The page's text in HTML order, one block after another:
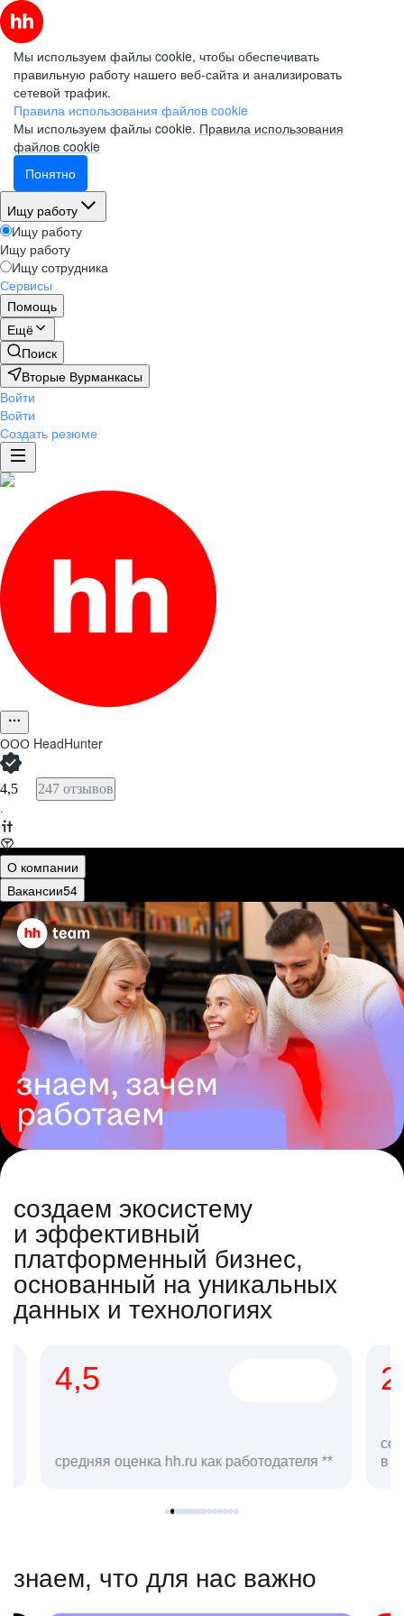
Мы используем файлы cookie, чтобы обеспечивать
правильную работу нашего веб-сайта и анализировать
сетевой трафик.
Правила использования файлов cookie
Мы используем файлы cookie. Правила использования
файлов cookie
Понятно
Ищу работу
Ищу работу
Ищу работу
Ищу сотрудника
Сервисы
Помощь
Ещё
Поиск
Вторые Вурманкасы
Войти
Войти
Создать резюме
ООО HeadHunter
4,5 247 отзывов
·
О компании
Вакансии54
создаем экосистему
и эффективный
платформенный бизнес,
основанный на уникальных
данных и технологиях
4,5
средняя оценка hh.ru как работодателя **
в hh.ru
знаем, что для нас важно